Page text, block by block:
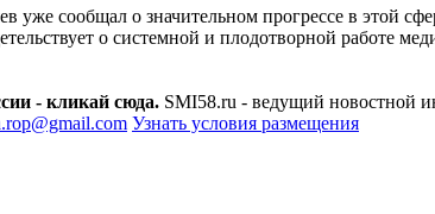
уже сообщал о значительном прогрессе в этой
о системной и плодотворной работе
- кликай сюда. SMI58.ru - ведущий новостной
Узнать условия размещения